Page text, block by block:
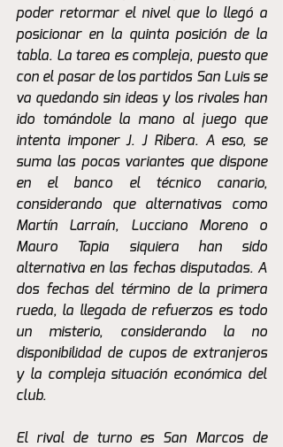
poder retormar el nivel que lo llegó a
posicionar en la quinta posición de la
tabla. La tarea es compleja, puesto que
con el pasar de los partidos San Luis se
va quedando sin ideas y los rivales han
ido tomándole la mano al juego que
intenta imponer J. J Ribera. A eso, se
suma las pocas variantes que dispone
en el banco el técnico canario,
considerando que alternativas como
Martín Larraín, Lucciano Moreno o
Mauro Tapia siquiera han sido
alternativa en las fechas disputadas. A
dos fechas del término de la primera
rueda, la llegada de refuerzos es todo
un misterio, considerando la no
disponibilidad de cupos de extranjeros
y la compleja situación económica del
club.
El rival de turno es San Marcos de